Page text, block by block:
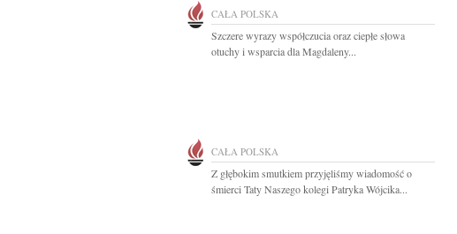
CAŁA POLSKA
Szczere wyrazy współczucia oraz ciepłe słowa
otuchy i wsparcia dla Magdaleny...
CAŁA POLSKA
Z głębokim smutkiem przyjęliśmy wiadomość o
śmierci Taty Naszego kolegi Patryka Wójcika...